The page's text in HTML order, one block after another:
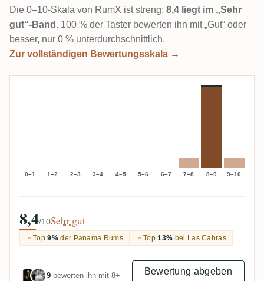
Die 0–10-Skala von RumX ist streng: 8,4 liegt im „Sehr
gut“-Band . 100 % der Taster bewerten ihn mit „Gut“ oder
besser, nur 0 % unterdurchschnittlich.
Zur vollständigen Bewertungsskala →
0–1 1–2 2–3 3–4 4–5 5–6 6–7 7–8 8–9 9–10
8,4/10Sehr gut
Top9%der Panama Rums Top13% bei Las Cabras
9 bewerten ihn mit 8+ Bewertung abgeben